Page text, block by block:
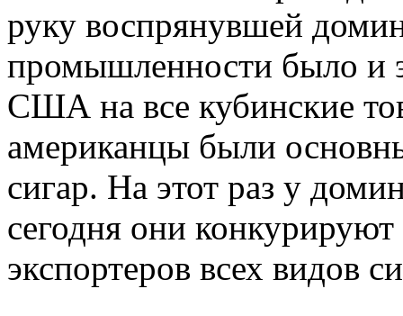
руку воспрянувшей
промышленности было и
США на все кубинские
американцы были
сигар. На этот раз у
сегодня они
экспортеров всех видов